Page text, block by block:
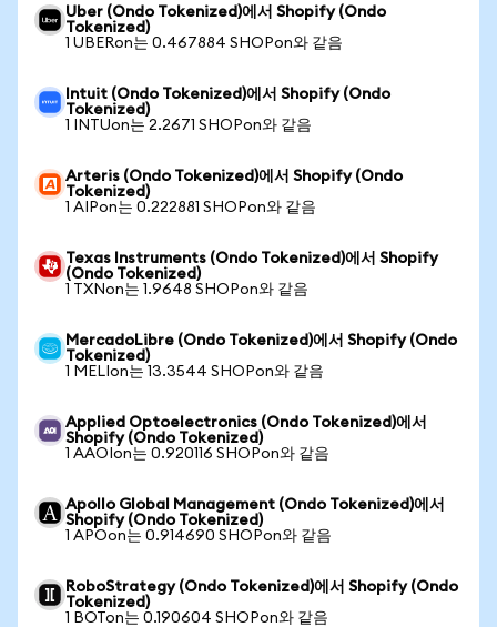
Uber (Ondo Tokenized)에서 Shopify (Ondo
Tokenized)
1 UBERon는 0.467884 SHOPon와 같음
Intuit (Ondo Tokenized)에서 Shopify (Ondo
Tokenized)
1 INTUon는 2.2671 SHOPon와 같음
Arteris (Ondo Tokenized)에서 Shopify (Ondo
Tokenized)
1 AIPon는 0.222881 SHOPon와 같음
Texas Instruments (Ondo Tokenized)에서 Shopify
(Ondo Tokenized)
1 TXNon는 1.9648 SHOPon와 같음
MercadoLibre (Ondo Tokenized)에서 Shopify (Ondo
Tokenized)
1 MELIon는 13.3544 SHOPon와 같음
Applied Optoelectronics (Ondo Tokenized)에서
Shopify (Ondo Tokenized)
1 AAOIon는 0.920116 SHOPon와 같음
Apollo Global Management (Ondo Tokenized)에서
Shopify (Ondo Tokenized)
1 APOon는 0.914690 SHOPon와 같음
RoboStrategy (Ondo Tokenized)에서 Shopify (Ondo
Tokenized)
1 BOTon는 0.190604 SHOPon와 같음